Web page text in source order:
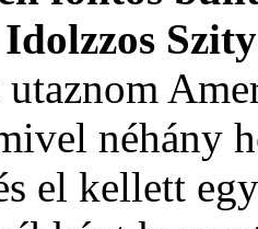
néhány
el kellett